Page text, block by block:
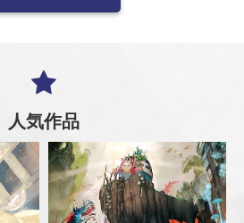
人気作品